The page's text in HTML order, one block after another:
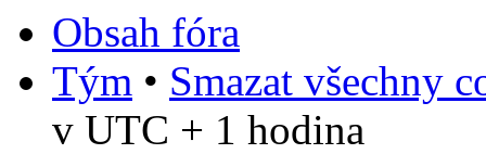
Obsah fóra
Tým • Smazat všechny
v UTC + 1 hodina